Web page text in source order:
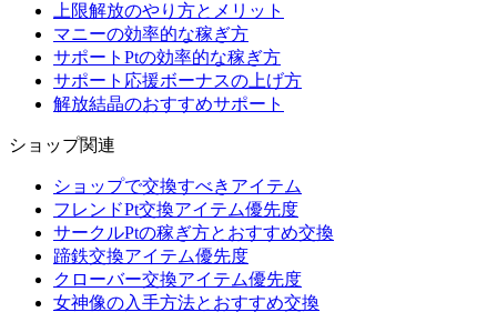
上限解放のやり方とメリット
マニーの効率的な稼ぎ方
サポートPtの効率的な稼ぎ方
サポート応援ボーナスの上げ方
解放結晶のおすすめサポート
ショップ関連
ショップで交換すべきアイテム
フレンドPt交換アイテム優先度
サークルPtの稼ぎ方とおすすめ交換
蹄鉄交換アイテム優先度
クローバー交換アイテム優先度
女神像の入手方法とおすすめ交換